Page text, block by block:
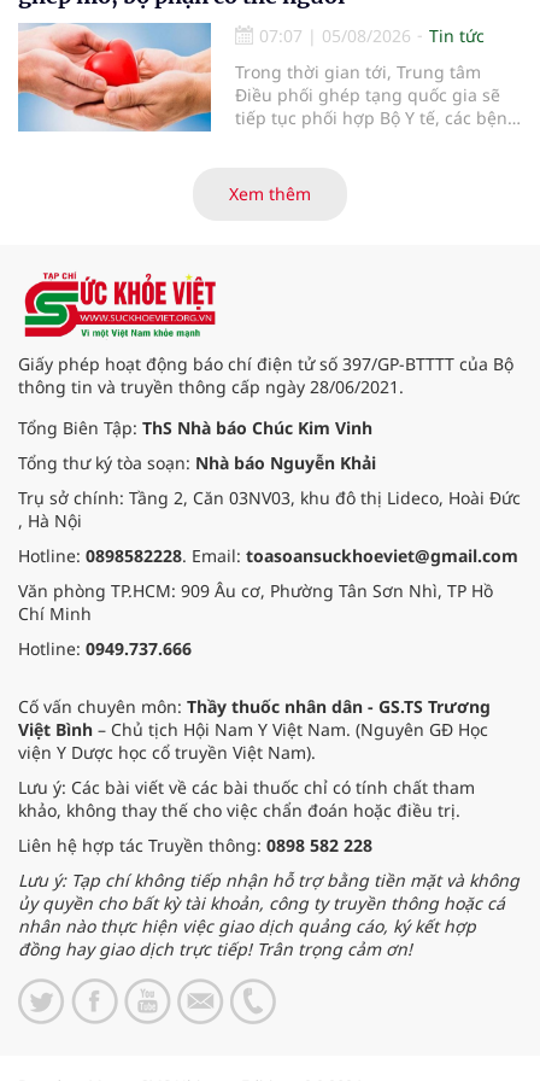
sức khỏe định kỳ năm nay.
07:07 | 05/08/2026
Tin tức
Trong thời gian tới, Trung tâm
Điều phối ghép tạng quốc gia sẽ
tiếp tục phối hợp Bộ Y tế, các bệnh
cường truyền thông, hoàn thiện
quy trình chuyên môn và hệ thống
Xem thêm
Giấy phép hoạt động báo chí điện tử số 397/GP-BTTTT của Bộ
thông tin và truyền thông cấp ngày 28/06/2021.
Tổng Biên Tập: ThS Nhà báo Chúc Kim Vinh
Tổng thư ký tòa soạn: Nhà báo Nguyễn Khải
Trụ sở chính: Tầng 2, Căn 03NV03, khu đô thị Lideco, Hoài Đức
, Hà Nội
Hotline: 0898582228. Email: toasoansuckhoeviet@gmail.com
Văn phòng TP.HCM: 909 Âu cơ, Phường Tân Sơn Nhì, TP Hồ
Chí Minh
Hotline: 0949.737.666
Cố vấn chuyên môn: Thầy thuốc nhân dân - GS.TS Trương
Việt Bình – Chủ tịch Hội Nam Y Việt Nam. (Nguyên GĐ Học
viện Y Dược học cổ truyền Việt Nam).
Lưu ý: Các bài viết về các bài thuốc chỉ có tính chất tham
khảo, không thay thế cho việc chẩn đoán hoặc điều trị.
Liên hệ hợp tác Truyền thông: 0898 582 228
Lưu ý: Tạp chí không tiếp nhận hỗ trợ bằng tiền mặt và không
ủy quyền cho bất kỳ tài khoản, công ty truyền thông hoặc cá
nhân nào thực hiện việc giao dịch quảng cáo, ký kết hợp
đồng hay giao dịch trực tiếp! Trân trọng cảm ơn!